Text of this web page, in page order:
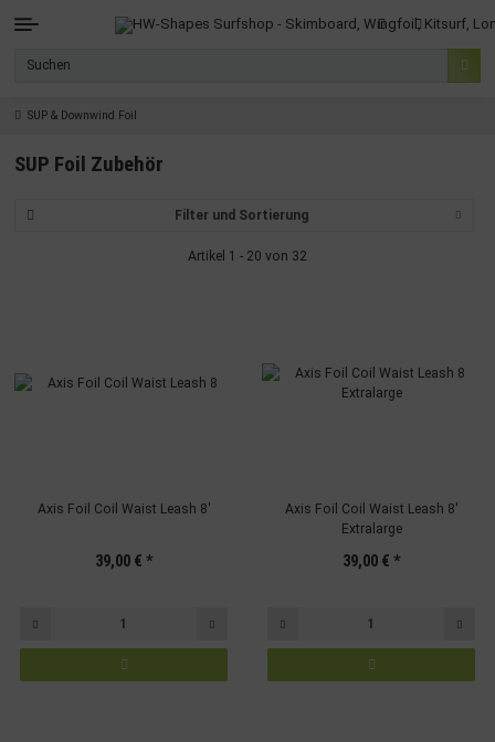
SUP & Downwind Foil
SUP Foil Zubehör
Filter und Sortierung
Artikel 1 - 20 von 32
Axis Foil Coil Waist Leash 8'
39,00 € *
Axis Foil Coil Waist Leash 8'
Extralarge
39,00 € *